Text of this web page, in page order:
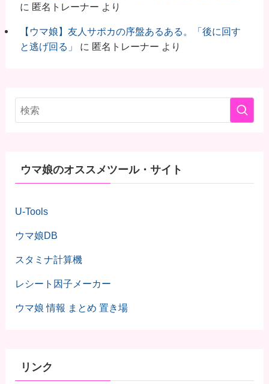
に 匿名トレーナー より
【ウマ娘】友人サポカの序盤あるある。「後に回す
と逃げ回る」
に 匿名トレーナー より
ウマ娘のオススメツール・サイト
U-Tools
ウマ娘DB
スタミナ計算機
レシート因子メーカー
ウマ娘 情報 まとめ 置き場
リンク